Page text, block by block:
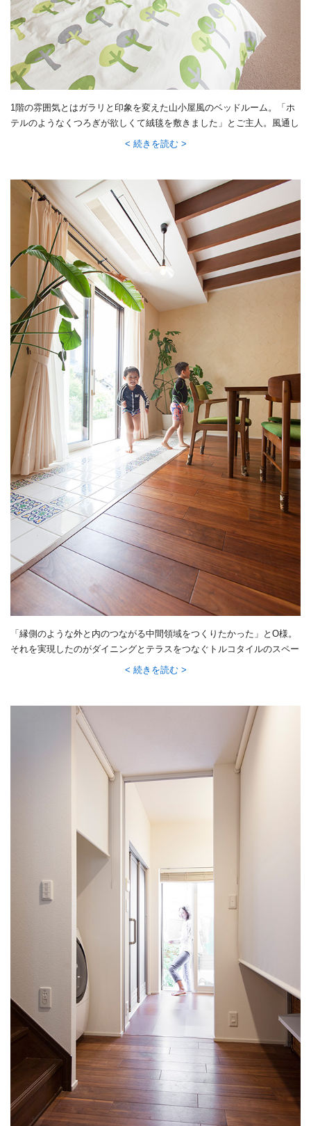
1階の雰囲気とはガラリと印象を変えた山小屋風のベッドルーム。「ホ
テルのようなくつろぎが欲しくて絨毯を敷きました」とご主人。風通し
も計算した窓の配置で、心も体もリラックスできる空間に。
続きを読む
「縁側のような外と内のつながる中間領域をつくりたかった」とO様。
それを実現したのがダイニングとテラスをつなぐトルコタイルのスペー
スです。テラスでプール遊びをしていた子どもたちは、ここで体を拭い
続きを読む